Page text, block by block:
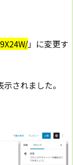
」に変更す
されました。